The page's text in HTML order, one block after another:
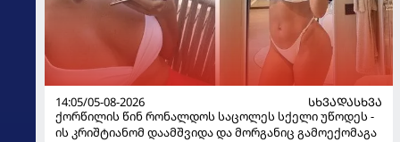
14:05/05-08-2026
ᲡᲮᲕᲐᲓᲐᲡᲮᲕᲐ
ქორწილის წინ რონალდოს საცოლეს სქელი უწოდეს -
ის კრიშტიანომ დაამშვიდა და მორგანიც გამოექომაგა